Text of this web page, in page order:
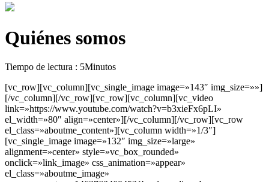
Quiénes somos
Tiempo de lectura : 5Minutos
[vc_row][vc_column][vc_single_image image=»143″ img_size=»»]
[/vc_column][/vc_row][vc_row][vc_column][vc_video
link=»https://www.youtube.com/watch?v=b3xieFx6pLI»
el_width=»80″ align=»center»][/vc_column][/vc_row][vc_row
el_class=»aboutme_content»][vc_column width=»1/3″]
[vc_single_image image=»132″ img_size=»large»
alignment=»center» style=»vc_box_rounded»
onclick=»link_image» css_animation=»appear»
el_class=»aboutme_image»